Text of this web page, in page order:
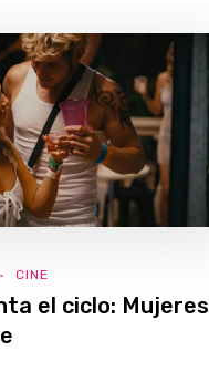
CINE
el ciclo: Mujeres